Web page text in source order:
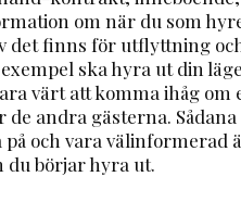
om när du som
det finns för utflyttning
ska hyra ut din
värt att komma ihåg om
andra gästerna.
på och vara välinformerad
börjar hyra ut.